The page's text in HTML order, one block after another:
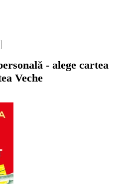
- alege cartea
Veche